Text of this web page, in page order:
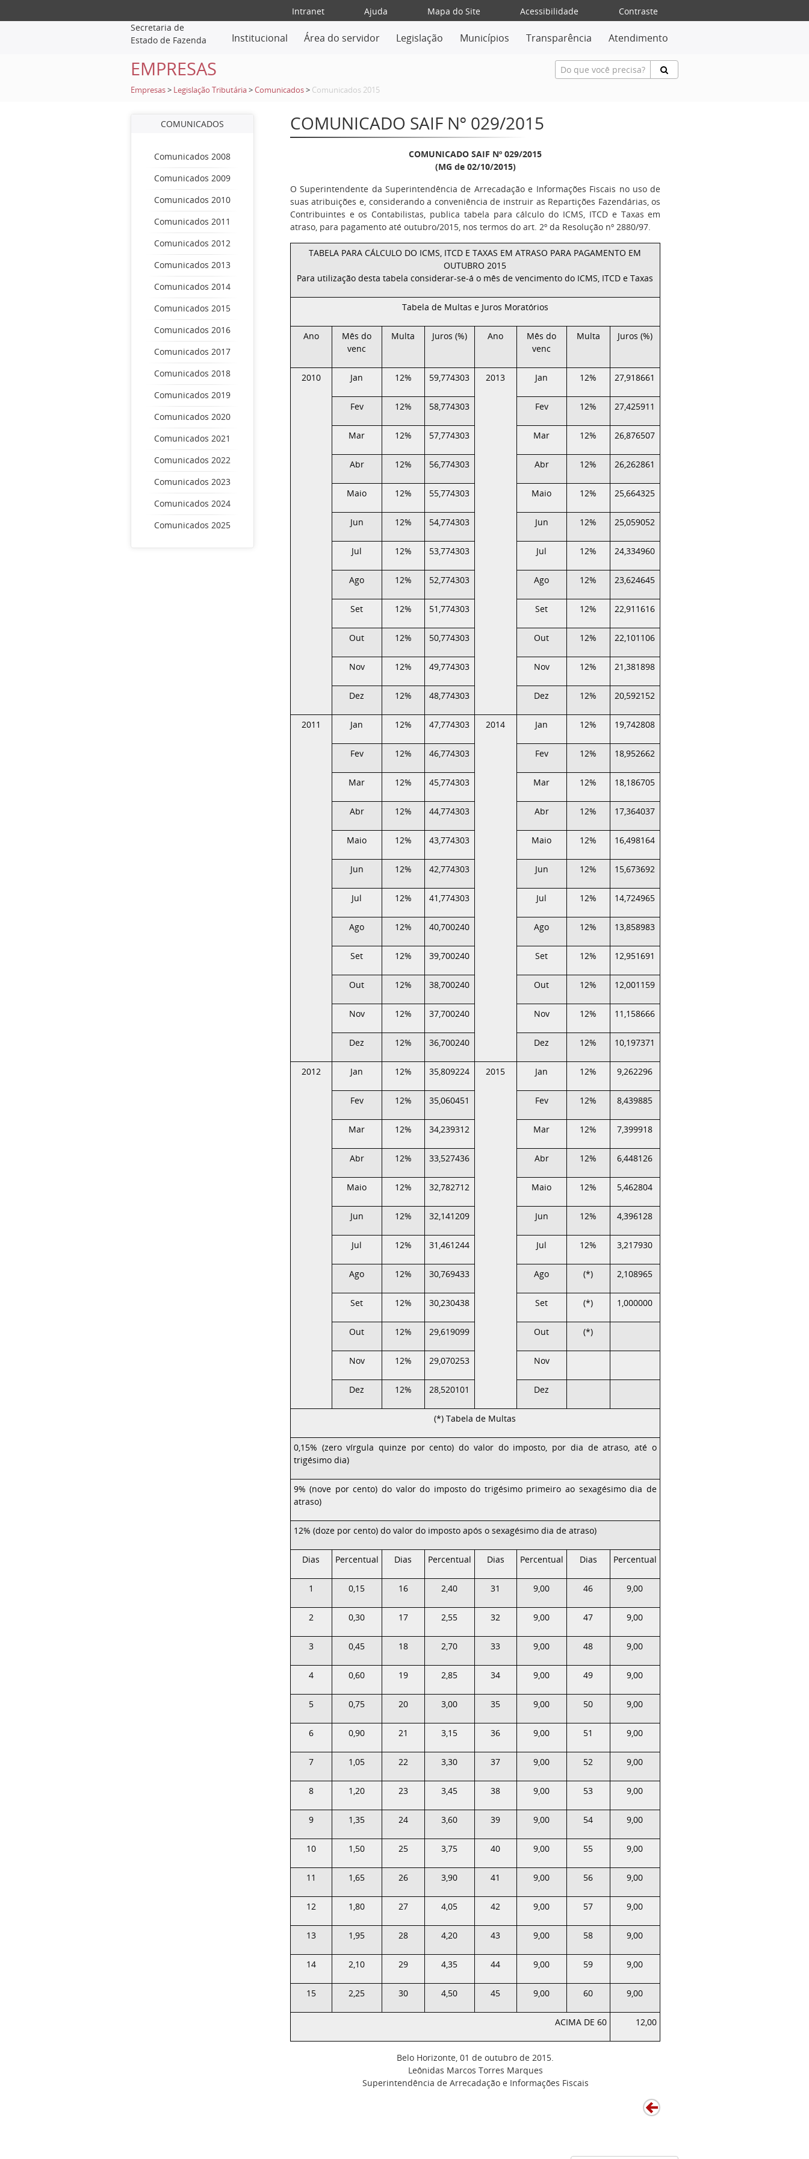
Intranet Ajuda Mapa do Site Acessibilidade
Contraste
Secretaria de
Estado de Fazenda
Institucional Área do servidor Legislação Municípios Transparência Atendimento
EMPRESAS
Empresas > Legislação Tributária >Comunicados > Comunicados 2015
COMUNICADOS
Comunicados 2008
Comunicados 2009
Comunicados 2010
Comunicados 2011
Comunicados 2012
Comunicados 2013
Comunicados 2014
Comunicados 2015
Comunicados 2016
Comunicados 2017
Comunicados 2018
Comunicados 2019
Comunicados 2020
Comunicados 2021
Comunicados 2022
Comunicados 2023
Comunicados 2024
Comunicados 2025
COMUNICADO SAIF Nº 029/2015
COMUNICADO SAIF Nº 029/2015
(MG de 02/10/2015)
O Superintendente da Superintendência de Arrecadação e Informações Fiscais no uso de
suas atribuições e, considerando a conveniência de instruir as Repartições Fazendárias, os
Contribuintes e os Contabilistas, publica tabela para cálculo do ICMS, ITCD e Taxas em
atraso, para pagamento até outubro/2015, nos termos do art. 2º da Resolução nº 2880/97.
TABELA PARA CÁLCULO DO ICMS, ITCD E TAXAS EM ATRASO PARA PAGAMENTO EM
OUTUBRO 2015
Para utilização desta tabela considerar-se-á o mês de vencimento do ICMS, ITCD e Taxas
Tabela de Multas e Juros Moratórios
Ano
Mês do
venc
Multa Juros (%) Ano
Mês do
venc
Multa Juros (%)
2010 Jan 12% 59,774303 2013 Jan 12% 27,918661
Fev 12% 58,774303 Fev 12% 27,425911
Mar 12% 57,774303 Mar 12% 26,876507
Abr 12% 56,774303 Abr 12% 26,262861
Maio 12% 55,774303 Maio 12% 25,664325
Jun 12% 54,774303 Jun 12% 25,059052
Jul 12% 53,774303 Jul 12% 24,334960
Ago 12% 52,774303 Ago 12% 23,624645
Set 12% 51,774303 Set 12% 22,911616
Out 12% 50,774303 Out 12% 22,101106
Nov 12% 49,774303 Nov 12% 21,381898
Dez 12% 48,774303 Dez 12% 20,592152
2011 Jan 12% 47,774303 2014 Jan 12% 19,742808
Fev 12% 46,774303 Fev 12% 18,952662
Mar 12% 45,774303 Mar 12% 18,186705
Abr 12% 44,774303 Abr 12% 17,364037
Maio 12% 43,774303 Maio 12% 16,498164
Jun 12% 42,774303 Jun 12% 15,673692
Jul 12% 41,774303 Jul 12% 14,724965
Ago 12% 40,700240 Ago 12% 13,858983
Set 12% 39,700240 Set 12% 12,951691
Out 12% 38,700240 Out 12% 12,001159
Nov 12% 37,700240 Nov 12% 11,158666
Dez 12% 36,700240 Dez 12% 10,197371
2012 Jan 12% 35,809224 2015 Jan 12% 9,262296
Fev 12% 35,060451 Fev 12% 8,439885
Mar 12% 34,239312 Mar 12% 7,399918
Abr 12% 33,527436 Abr 12% 6,448126
Maio 12% 32,782712 Maio 12% 5,462804
Jun 12% 32,141209 Jun 12% 4,396128
Jul 12% 31,461244 Jul 12% 3,217930
Ago 12% 30,769433 Ago (*) 2,108965
Set 12% 30,230438 Set (*) 1,000000
Out 12% 29,619099 Out (*)
Nov 12% 29,070253 Nov
Dez 12% 28,520101 Dez
(*) Tabela de Multas
0,15% (zero vírgula quinze por cento) do valor do imposto, por dia de atraso, até o
trigésimo dia)
9% (nove por cento) do valor do imposto do trigésimo primeiro ao sexagésimo dia de
atraso)
12% (doze por cento) do valor do imposto após o sexagésimo dia de atraso)
Dias Percentual Dias Percentual Dias Percentual Dias Percentual
1 0,15 16 2,40 31 9,00 46 9,00
2 0,30 17 2,55 32 9,00 47 9,00
3 0,45 18 2,70 33 9,00 48 9,00
4 0,60 19 2,85 34 9,00 49 9,00
5 0,75 20 3,00 35 9,00 50 9,00
6 0,90 21 3,15 36 9,00 51 9,00
7 1,05 22 3,30 37 9,00 52 9,00
8 1,20 23 3,45 38 9,00 53 9,00
9 1,35 24 3,60 39 9,00 54 9,00
10 1,50 25 3,75 40 9,00 55 9,00
11 1,65 26 3,90 41 9,00 56 9,00
12 1,80 27 4,05 42 9,00 57 9,00
13 1,95 28 4,20 43 9,00 58 9,00
14 2,10 29 4,35 44 9,00 59 9,00
15 2,25 30 4,50 45 9,00 60 9,00
ACIMA DE 60 12,00
Belo Horizonte, 01 de outubro de 2015.
Leônidas Marcos Torres Marques
Superintendência de Arrecadação e Informações Fiscais